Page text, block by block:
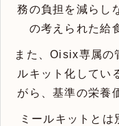
務の負担を減らし
の考えられた給
また、Oisix専属の
ルキット化してい
がら、基準の栄養
ミールキットと